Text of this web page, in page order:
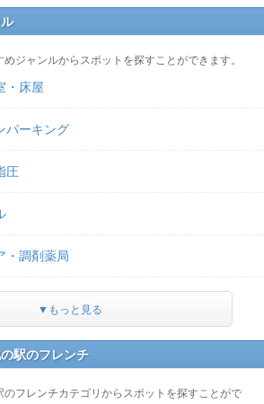
ジャンルからスポットを探すことができます。
・床屋
パーキング
圧
・調剤薬局
▼もっと見る
駅のフレンチ
フレンチカテゴリからスポットを探すことがで